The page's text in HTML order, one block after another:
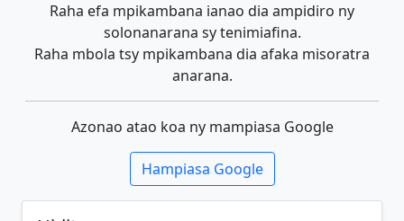
Raha efa mpikambana ianao dia ampidiro ny
solonanarana sy tenimiafina.
Raha mbola tsy mpikambana dia afaka misoratra
anarana.
Azonao atao koa ny mampiasa Google
Hampiasa Google